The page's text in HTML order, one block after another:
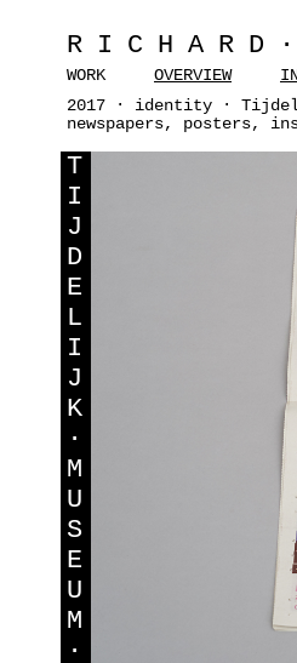
WORK OVERVIEW
2017 · identity ·
newspapers, posters,
T
I
J
D
E
L
I
J
K
·
M
U
S
E
U
M
·